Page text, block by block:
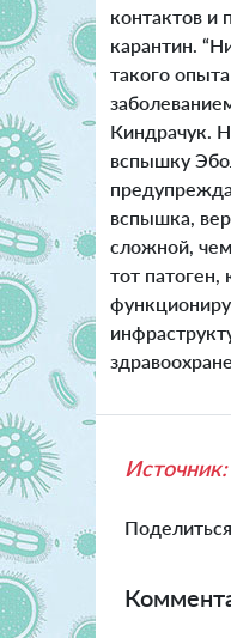
контактов и
карантин.
такого
Киндрачук.
вспышку
вспышка,
сложной,
тот патоген,
Источник: